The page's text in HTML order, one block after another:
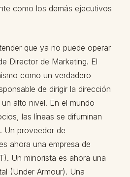
como los demás ejecutivos
que ya no puede operar
Director de Marketing. El
como un verdadero
de dirigir la dirección
alto nivel. En el mundo
las líneas se difuminan
Un proveedor de
ahora una empresa de
Un minorista es ahora una
(Under Armour). Una